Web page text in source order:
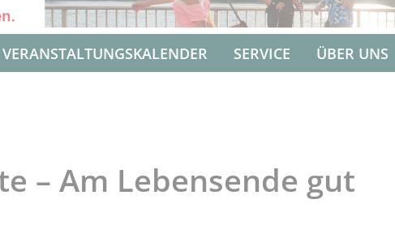
VERANSTALTUNGSKALENDER SERVICE ÜBER UNS
– Am Lebensende gut